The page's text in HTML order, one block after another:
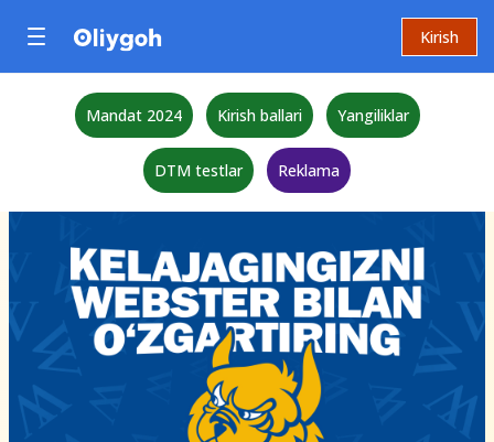
Kirish
Mandat 2024 Kirish ballari Yangiliklar
DTM testlar Reklama